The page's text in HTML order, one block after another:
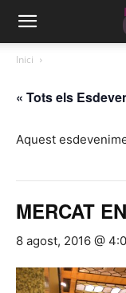
Inici
« Tots els
Aquest
MERCAT
8 agost, 2016 @